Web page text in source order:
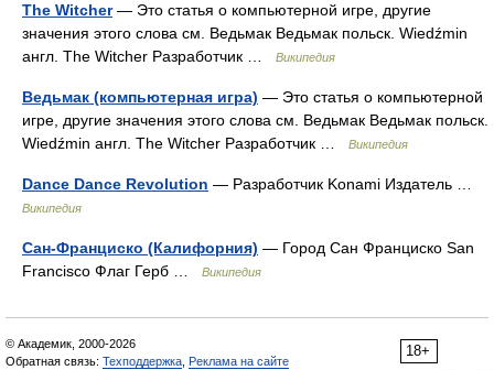
The Witcher— Это статья о компьютерной игре, другие
значения этого слова см. Ведьмак Ведьмак польск. Wiedźmin
англ. The Witcher Разработчик …
Википедия
Ведьмак (компьютерная игра) — Это статья о компьютерной
игре, другие значения этого слова см. Ведьмак Ведьмак польск.
Wiedźmin англ. The Witcher Разработчик …
Википедия
Dance Dance Revolution — Разработчик Konami Издатель …
Википедия
Сан-Франциско (Калифорния) — Город Сан Франциско San
Francisco Флаг Герб …
Википедия
18+
© Академик, 2000-2026
Обратная связь: Техподдержка, Реклама на сайте